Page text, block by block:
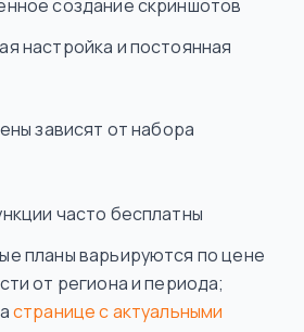
создание скриншотов
настройка и постоянная
зависят от набора
часто бесплатны
планы варьируются по цене
от региона и периода;
странице с актуальными